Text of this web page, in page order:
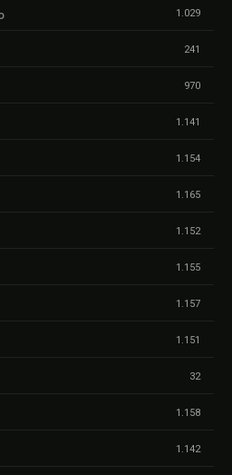
1.029
241
970
1.141
1.154
1.165
1.152
1.155
1.157
1.151
32
1.158
1.142